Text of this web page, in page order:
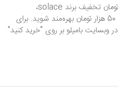
با وارد کردن کد تخفیف می‌توانید از 20 هزار تومان تخفیف برند solace،
نوشیدنی‌های گرم بامیلو برای خریدهای بالای 50 هزار تومان بهره‌مند شوید. برای
مشاهده و خرید نوشیدنی‌های گرم solace در وبسایت بامیلو بر روی "خرید کنید"